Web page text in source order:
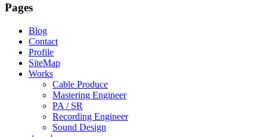
Pages
Blog
Contact
Profile
SiteMap
Works
Cable Produce
Mastering Engineer
PA / SR
Recording Engineer
Sound Design